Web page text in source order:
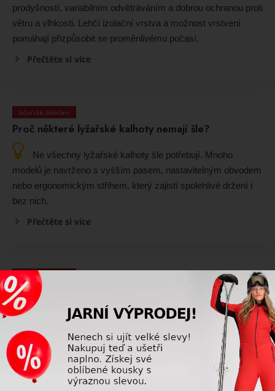
prodyšností, variabilním odvětráváním a dobrou ochranou proti
větru a vlhkosti. Lehčí izolační vrstva a možnost vrstvení
pomáhají přizpůsobit se proměnlivému počasí.
Přečtěte si více
Lyžařské oblečení
Proč některé lyžařské kalhoty nemají šle?
Ne všechny lyžařské kalhoty šle potřebují. Mnoho
modelů je navrženo s vyšším pasem, nastavitelným obvodem
nebo ergonomickým střihem, který zajistí spolehlivé držení i
bez nich.
Přečtěte si více
Lyžařské oblečení
Proč je důležitý sněžný pás v lyžařské bundě?
Sněžný pás zabraňuje pronikání sněhu a studeného
vzduchu pod bundu. Zvyšuje tepelný komfort a oceníte ho
zejména při pádech, jízdě v hlubokém sněhu nebo ve větrném
počasí.
Přečtěte si více